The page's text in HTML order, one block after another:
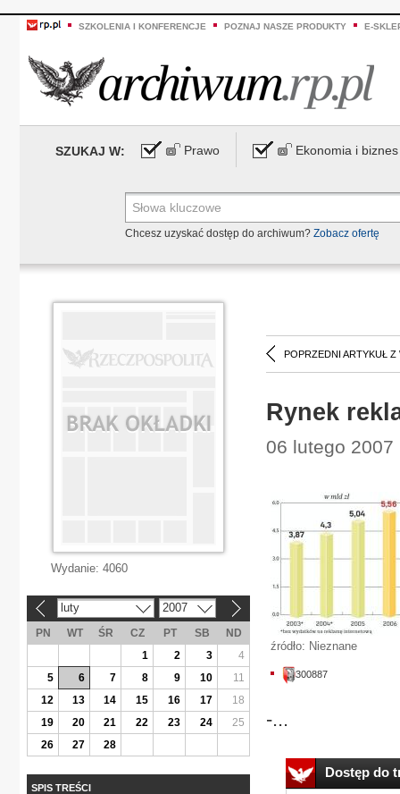
SZKOLENIA I KONFERENCJE POZNAJ NASZE PRODUKTY E-
SZUKAJ W: Prawo Ekonomia i biznes
Chcesz uzyskać dostęp do archiwum? Zobacz ofertę
POPRZEDNI ARTYKUŁ Z
Rynek
06 lutego
źródło: Nieznane
300887
-...
Dostęp do
Wydanie: 4060
luty 2007
PN WT ŚR CZ PT SB
ND
1
2 3
4
5
6 7 8 9 10
11
12
13 14 15 16 17
18
19
20 21 22 23 24
25
26
27 28
SPIS TREŚCI